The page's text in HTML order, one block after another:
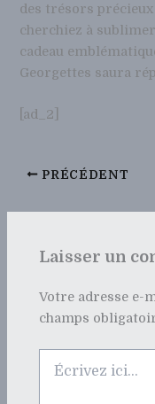
des trésors
cherchiez à
cadeau
Georgettes saura
[ad_2]
PRÉCÉDENT
Laisser un
Votre adresse e-
champs
ici…